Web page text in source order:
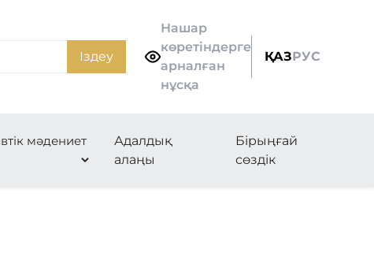
Іздеу
Нашар
көретіндерге
арналған
нұсқа
ҚАЗРУС
мәдениет
Адалдық
алаңы
Бірыңғай
сөздік